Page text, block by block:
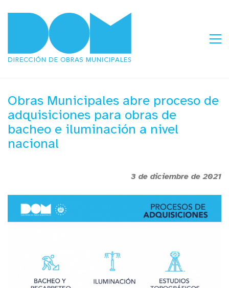
Obras Municipales abre proceso de
adquisiciones para obras de
bacheo e iluminación a nivel
nacional
3 de diciembre de 2021